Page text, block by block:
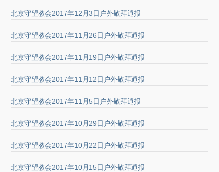
北京守望教会2017年12月3日户外敬拜通报
北京守望教会2017年11月26日户外敬拜通报
北京守望教会2017年11月19日户外敬拜通报
北京守望教会2017年11月12日户外敬拜通报
北京守望教会2017年11月5日户外敬拜通报
北京守望教会2017年10月29日户外敬拜通报
北京守望教会2017年10月22日户外敬拜通报
北京守望教会2017年10月15日户外敬拜通报